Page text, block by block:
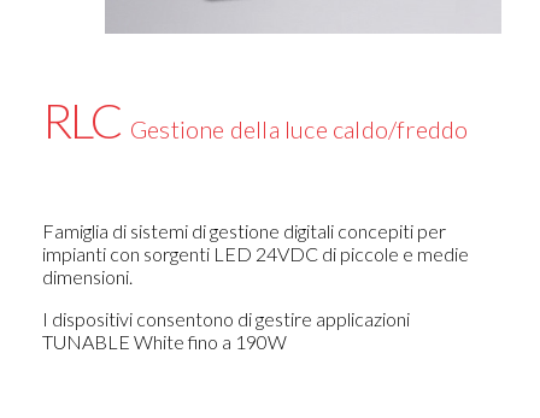
RLC Gestione della luce caldo/freddo
Famiglia di sistemi di gestione digitali concepiti per
impianti con sorgenti LED 24VDC di piccole e medie
dimensioni.
I dispositivi consentono di gestire applicazioni
TUNABLE White fino a 190W